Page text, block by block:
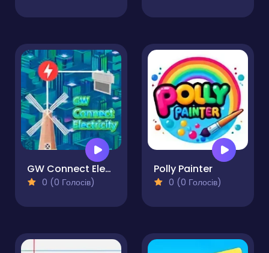
GW Connect Electricity
0 (0 Голосів)
Polly Painter
0 (0 Голосів)